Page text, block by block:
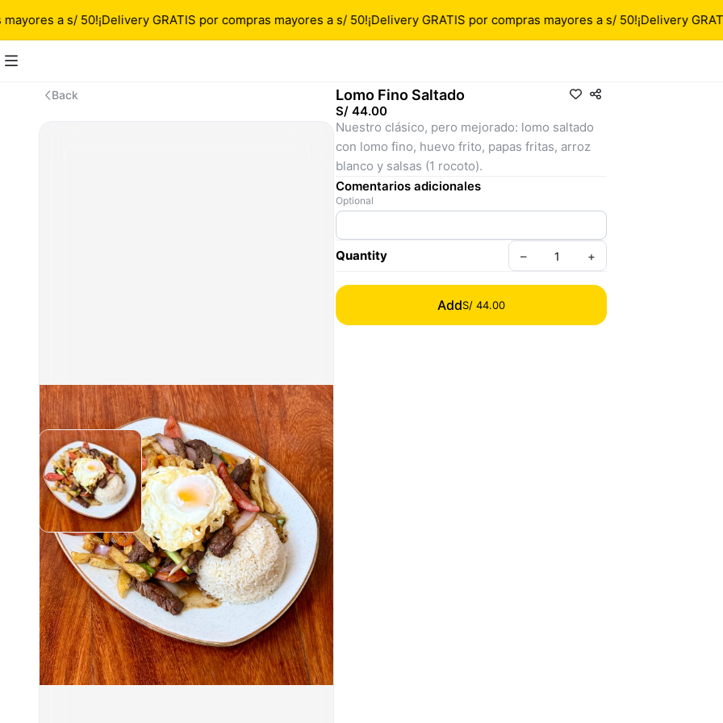
a s/ 50!¡Delivery GRATIS por compras mayores a s/ 50!¡Delivery GRATIS por compras mayores a s/ 50!¡Delivery
Back Lomo Fino Saltado
S/ 44.00
Nuestro clásico, pero mejorado: lomo saltado
con lomo fino, huevo frito, papas fritas, arroz
blanco y salsas (1 rocoto).
Comentarios adicionales
Optional
Quantity – +
AddS/ 44.00